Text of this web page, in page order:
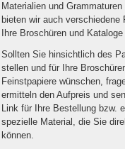
Materialien und
bieten wir auch verschiedene
Ihre Broschüren und Kataloge
Sollten Sie hinsichtlich des
stellen und für Ihre
Feinstpapiere wünschen,
ermitteln den Aufpreis und
Link für Ihre Bestellung bzw.
spezielle Material, die Sie
können.